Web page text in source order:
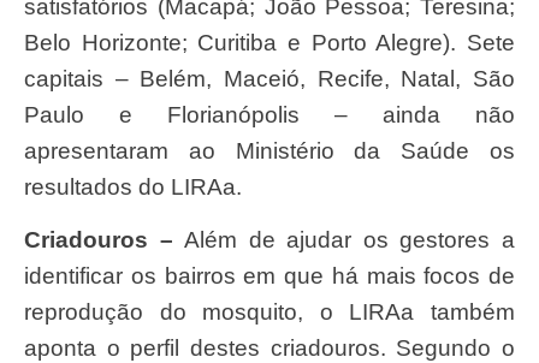
satisfatórios (Macapá; João Pessoa; Teresina;
Belo Horizonte; Curitiba e Porto Alegre). Sete
capitais – Belém, Maceió, Recife, Natal, São
Paulo e Florianópolis – ainda não
apresentaram ao Ministério da Saúde os
resultados do LIRAa.
Criadouros –Além de ajudar os gestores a
identificar os bairros em que há mais focos de
reprodução do mosquito, o LIRAa também
aponta o perfil destes criadouros. Segundo o